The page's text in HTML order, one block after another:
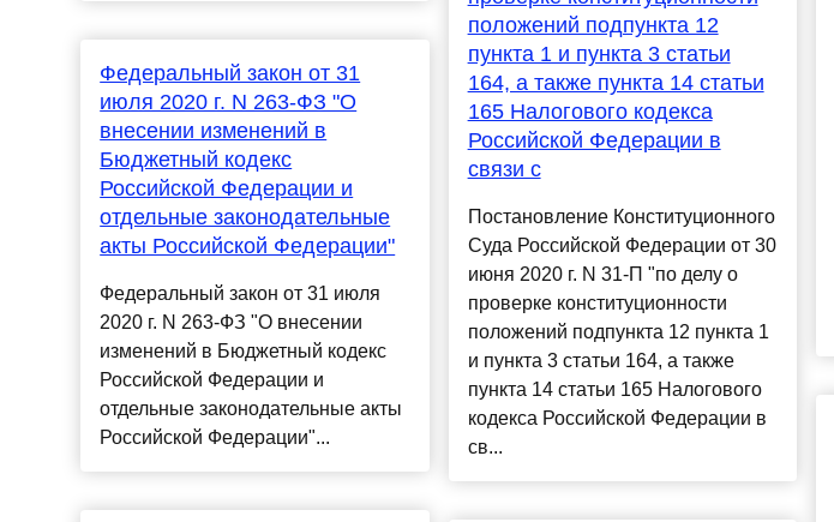
Федеральный закон от 31
июля 2020 г. N 263-ФЗ "О
внесении изменений в
Бюджетный кодекс
Российской Федерации и
отдельные законодательные
акты Российской Федерации"
Федеральный закон от 31 июля
2020 г. N 263-ФЗ "О внесении
изменений в Бюджетный кодекс
Российской Федерации и
отдельные законодательные акты
Российской Федерации"...
положений подпункта 12
пункта 1 и пункта 3 статьи
164, а также пункта 14 статьи
165 Налогового кодекса
Российской Федерации в
связи с
Постановление Конституционного
Суда Российской Федерации от 30
июня 2020 г. N 31-П "по делу о
проверке конституционности
положений подпункта 12 пункта 1
и пункта 3 статьи 164, а также
пункта 14 статьи 165 Налогового
кодекса Российской Федерации в
св...